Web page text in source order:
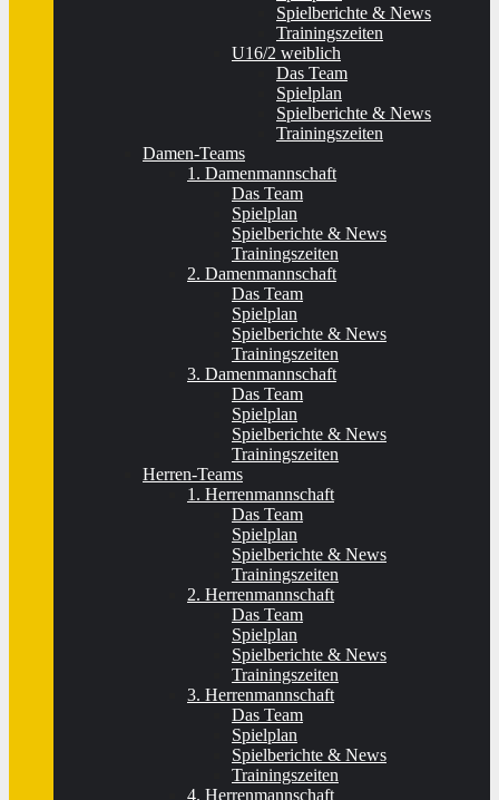
Spielberichte & News
Trainingszeiten
U16/2 weiblich
Das Team
Spielplan
Spielberichte & News
Trainingszeiten
Damen-Teams
1. Damenmannschaft
Das Team
Spielplan
Spielberichte & News
Trainingszeiten
2. Damenmannschaft
Das Team
Spielplan
Spielberichte & News
Trainingszeiten
3. Damenmannschaft
Das Team
Spielplan
Spielberichte & News
Trainingszeiten
Herren-Teams
1. Herrenmannschaft
Das Team
Spielplan
Spielberichte & News
Trainingszeiten
2. Herrenmannschaft
Das Team
Spielplan
Spielberichte & News
Trainingszeiten
3. Herrenmannschaft
Das Team
Spielplan
Spielberichte & News
Trainingszeiten
4. Herrenmannschaft